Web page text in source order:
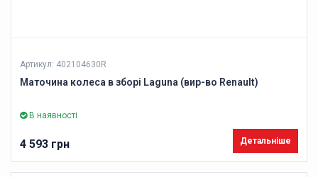
Артикул: 402104630R
Маточина колеса в зборі Laguna (вир-во Renault)
В наявності
4 593 грн Детальніше